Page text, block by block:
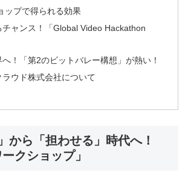
ップで得られる効果
チャンス！「Global Video Hackathon
！「第2のビットバレー構想」が熱い！
ラウド株式会社について
から「担わせる」時代へ！
クショップ」